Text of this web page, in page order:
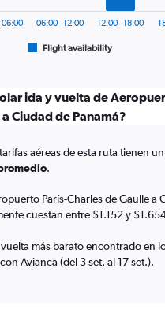
Flight availability
06:00 06:00 - 12:00 12:00 - 18:00
ida y vuelta de
Ciudad de Panamá?
aéreas de esta ruta tienen
.
París-Charles de Gaulle a
cuestan entre $1.152 y
más barato encontrado en
Avianca (del 3 set. al 17 set.).